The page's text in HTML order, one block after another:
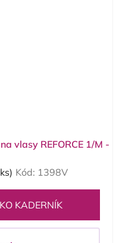
vlasy REFORCE 1/M -
Kód: 1398V
KADERNÍK